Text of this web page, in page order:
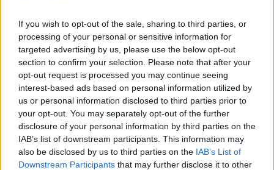
If you wish to opt-out of the sale, sharing to third parties, or
processing of your personal or sensitive information for
targeted advertising by us, please use the below opt-out
section to confirm your selection. Please note that after your
opt-out request is processed you may continue seeing
interest-based ads based on personal information utilized by
us or personal information disclosed to third parties prior to
your opt-out. You may separately opt-out of the further
disclosure of your personal information by third parties on the
IAB’s list of downstream participants. This information may
also be disclosed by us to third parties on the IAB’s List of
Downstream Participants that may further disclose it to other
Eladó adatai
Eladó:Nagyházi Galéria és
Aukciósház
Cím: Müller Márta
Nagyházi Galéria és Aukciósház
Kft.
1055 Budapest, Balaton utca 8.
Telefon: +361 475 6000 +361
4756005